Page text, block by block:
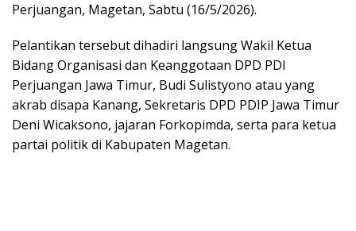
Perjuangan, Magetan, Sabtu (16/5/2026).
Pelantikan tersebut dihadiri langsung Wakil Ketua
Bidang Organisasi dan Keanggotaan DPD PDI
Perjuangan Jawa Timur, Budi Sulistyono atau yang
akrab disapa Kanang, Sekretaris DPD PDIP Jawa Timur
Deni Wicaksono, jajaran Forkopimda, serta para ketua
partai politik di Kabupaten Magetan.